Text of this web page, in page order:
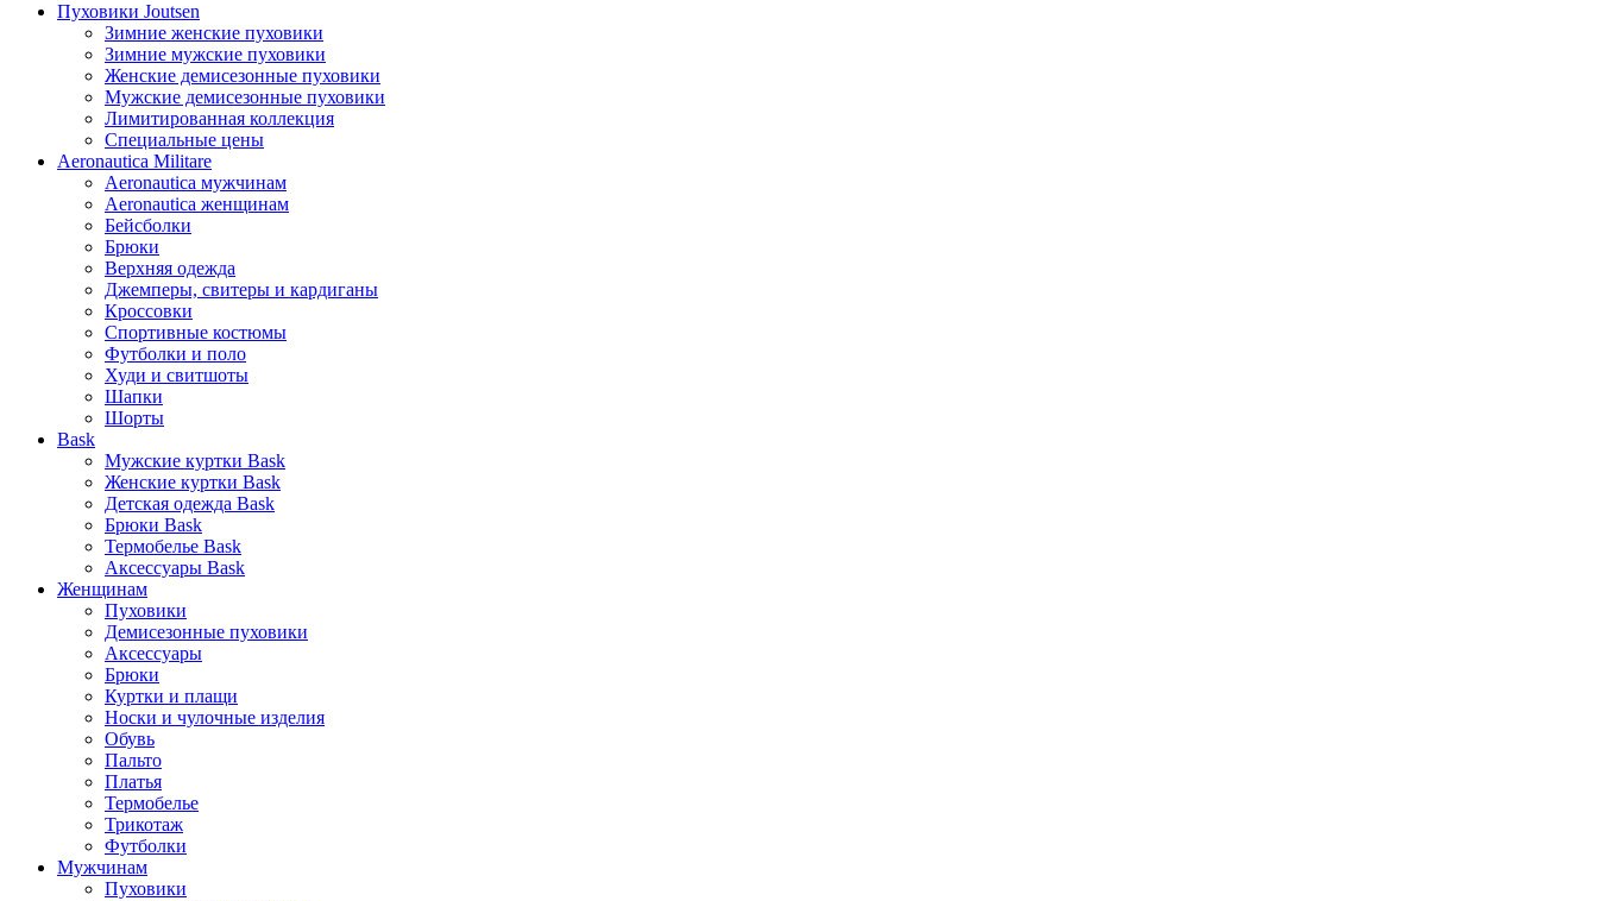
Пуховики Joutsen
Зимние женские пуховики
Зимние мужские пуховики
Женские демисезонные пуховики
Мужские демисезонные пуховики
Лимитированная коллекция
Специальные цены
Aeronautica Militare
Aeronautica мужчинам
Aeronautica женщинам
Бейсболки
Брюки
Верхняя одежда
Джемперы, свитеры и кардиганы
Кроссовки
Спортивные костюмы
Футболки и поло
Худи и свитшоты
Шапки
Шорты
Bask
Мужские куртки Bask
Женские куртки Bask
Детская одежда Bask
Брюки Bask
Термобелье Bask
Аксессуары Bask
Женщинам
Пуховики
Демисезонные пуховики
Аксессуары
Брюки
Куртки и плащи
Носки и чулочные изделия
Обувь
Пальто
Платья
Термобелье
Трикотаж
Футболки
Мужчинам
Пуховики